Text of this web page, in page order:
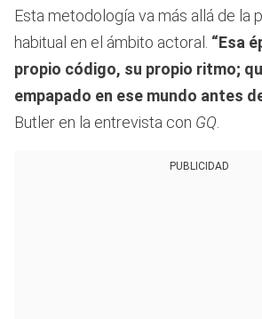
Esta metodología va más allá de la
habitual en el ámbito actoral. “Esa
propio código, su propio ritmo;
empapado en ese mundo antes
Butler en la entrevista con GQ
PUBLICIDAD